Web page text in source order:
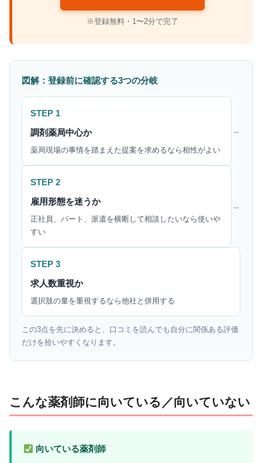
※登録無料・1〜2分で完了
図解：登録前に確認する3つの分岐
STEP 1
調剤薬局中心か
薬局現場の事情を踏まえた提案を求めるなら相性がよい
→
STEP 2
雇用形態を迷うか
正社員、パート、派遣を横断して相談したいなら使いや
すい
→
STEP 3
求人数重視か
選択肢の量を重視するなら他社と併用する
この3点を先に決めると、口コミを読んでも自分に関係ある評価
だけを拾いやすくなります。
こんな薬剤師に向いている／向いていない
向いている薬剤師